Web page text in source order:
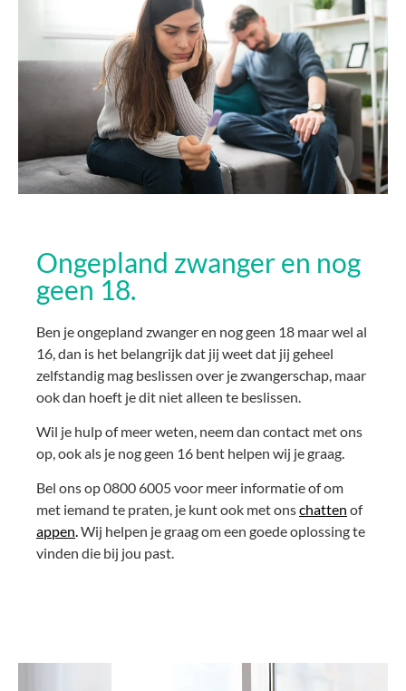
Ongepland zwanger en nog
geen 18.
Ben je ongepland zwanger en nog geen 18 maar wel al
16, dan is het belangrijk dat jij weet dat jij geheel
zelfstandig mag beslissen over je zwangerschap, maar
ook dan hoeft je dit niet alleen te beslissen.
Wil je hulp of meer weten, neem dan contact met ons
op, ook als je nog geen 16 bent helpen wij je graag.
Bel ons op 0800 6005 voor meer informatie of om
met iemand te praten, je kunt ook met onschatten of
appen.Wij helpen je graag om een goede oplossing te
vinden die bij jou past.